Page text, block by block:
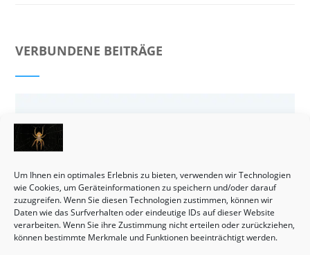
Um Ihnen ein optimales Erlebnis zu bieten, verwenden wir Technologien
wie Cookies, um Geräteinformationen zu speichern und/oder darauf
zuzugreifen. Wenn Sie diesen Technologien zustimmen, können wir
Daten wie das Surfverhalten oder eindeutige IDs auf dieser Website
verarbeiten. Wenn Sie ihre Zustimmung nicht erteilen oder zurückziehen,
können bestimmte Merkmale und Funktionen beeinträchtigt werden.
VERBUNDENE BEITRÄGE